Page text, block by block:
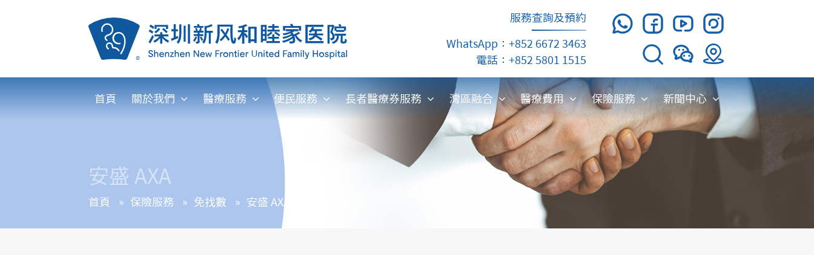
服務查詢及預約
WhatsApp：+852 6672 3463
電話：+852 5801 1515
首頁 關於我們 醫療服務 便民服務 長者醫療券服務 灣區融合 醫療費用 保險服務 新聞中心
安盛 AXA
首頁 » 保險服務 » 免找數 » 安盛 AXA